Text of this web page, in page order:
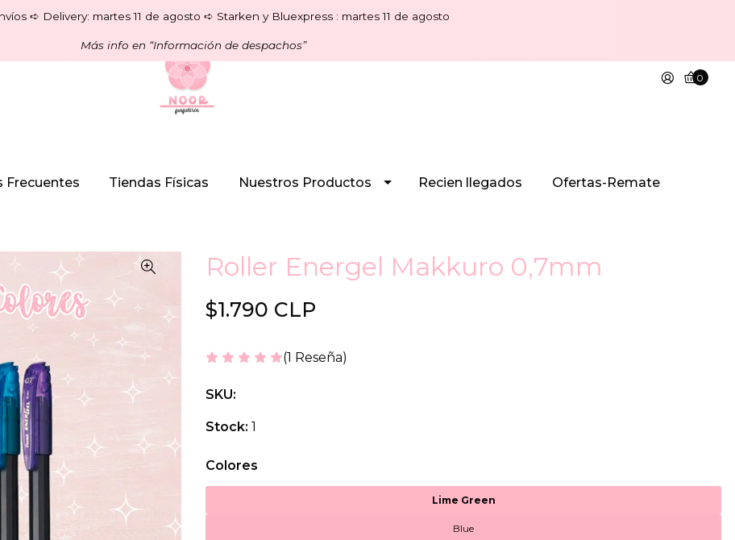
➪ Delivery: martes 11 de agosto ➪ Starken y Bluexpress : martes 11 de agosto
Más info en “Información de despachos”
0
Frecuentes Tiendas Físicas Nuestros Productos Recien llegados Ofertas-Remate
Roller Energel Makkuro 0,7mm
$1.790 CLP
(1 Reseña)
SKU:
Stock: 1
Colores
Lime Green
Blue